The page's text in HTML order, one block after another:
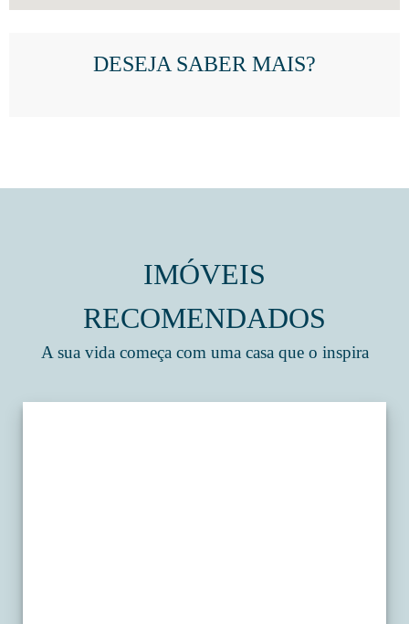
DESEJA SABER MAIS?
IMÓVEIS
RECOMENDADOS
A sua vida começa com uma casa que o inspira